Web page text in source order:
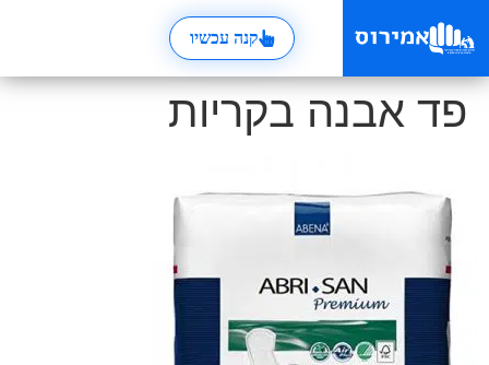
קנה עכשיו
פד אבנה בקריות